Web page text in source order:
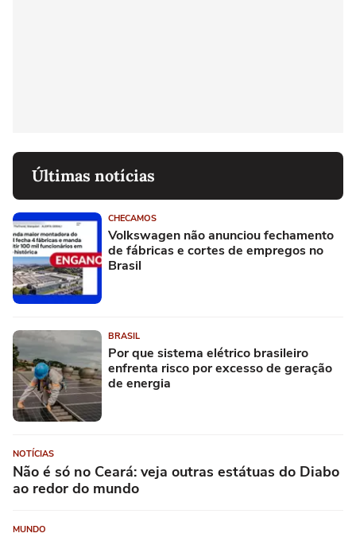
Últimas notícias
CHECAMOS
Volkswagen não anunciou fechamento
de fábricas e cortes de empregos no
Brasil
BRASIL
Por que sistema elétrico brasileiro
enfrenta risco por excesso de geração
de energia
NOTÍCIAS
Não é só no Ceará: veja outras estátuas do Diabo
ao redor do mundo
MUNDO